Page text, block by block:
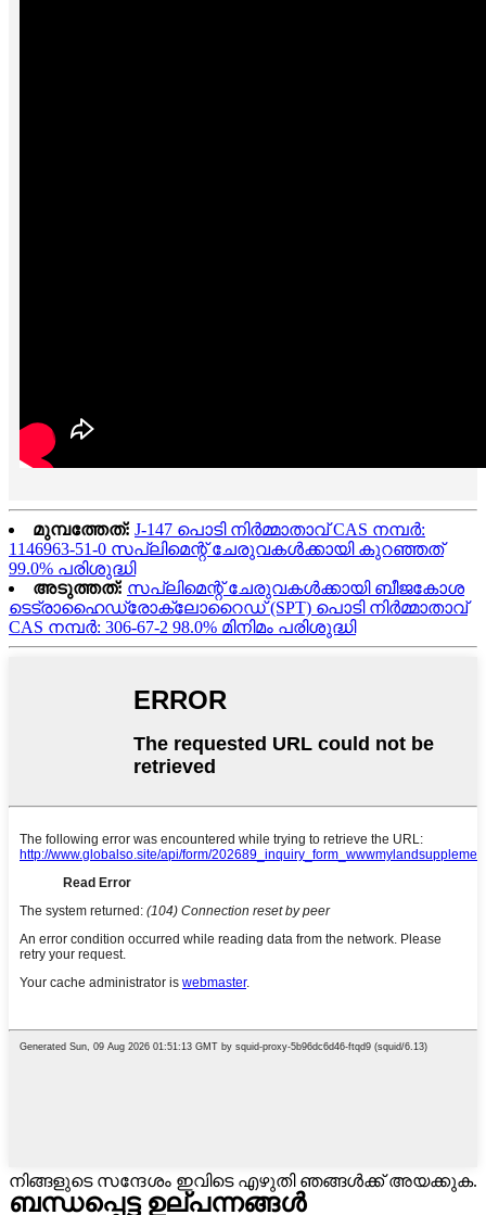
മുമ്പത്തേത്: J-147 പൊടി നിർമ്മാതാവ് CAS നമ്പർ:
1146963-51-0 സപ്ലിമെന്റ് ചേരുവകൾക്കായി കുറഞ്ഞത്
99.0% പരിശുദ്ധി
അടുത്തത്: സപ്ലിമെന്റ് ചേരുവകൾക്കായി ബീജകോശ
ടെട്രാഹൈഡ്രോക്ലോറൈഡ് (SPT) പൊടി നിർമ്മാതാവ്
CAS നമ്പർ: 306-67-2 98.0% മിനിമം പരിശുദ്ധി
നിങ്ങളുടെ സന്ദേശം ഇവിടെ എഴുതി ഞങ്ങൾക്ക് അയക്കുക.
ബന്ധപ്പെട്ട ഉല്പന്നങ്ങൾ